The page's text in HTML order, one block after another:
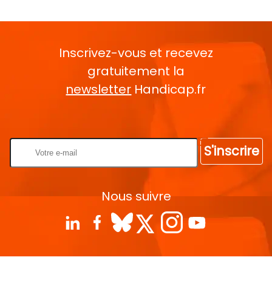
Inscrivez-vous et recevez
gratuitement la
newsletter Handicap.fr
S'inscrire
Nous suivre